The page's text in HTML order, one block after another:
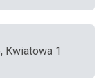
Kwiatowa 1